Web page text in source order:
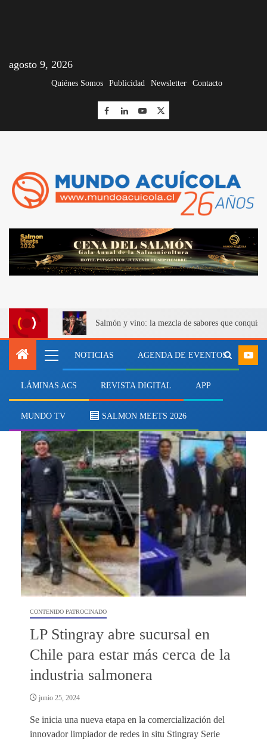
agosto 9, 2026
Quiénes Somos Publicidad Newsletter Contacto
Salmón y vino: la mezcla de sabores que
NOTICIAS AGENDA DE EVENTOS
LÁMINAS ACS REVISTA DIGITAL APP
MUNDO TV SALMON MEETS 2026
producción
CONTENIDO PATROCINADO
LP Stingray abre sucursal en
Chile para estar más cerca de la
industria salmonera
junio 25, 2024
Se inicia una nueva etapa en la comercialización del
innovador limpiador de redes in situ Stingray Serie